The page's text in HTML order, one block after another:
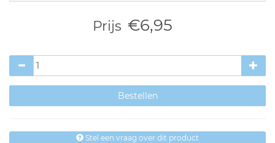
Prijs €6,95
Stel een vraag over dit product